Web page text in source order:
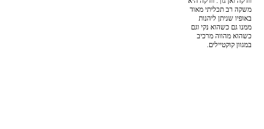
משקה רב תכליתי מאוד
באופיו שניתן ליהנות
ממנו גם כשהוא נקי וגם
כשהוא מהווה מרכיב
במגוון קוקטיילים.